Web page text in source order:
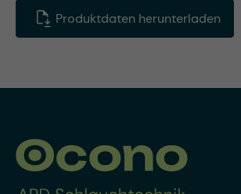
Produktdaten herunterladen